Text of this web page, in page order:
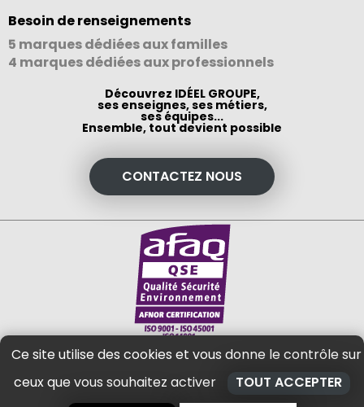
Besoin de renseignements
5 marques dédiées aux familles
4 marques dédiées aux professionnels
Découvrez IDÉEL GROUPE,
ses enseignes, ses métiers,
ses équipes...
Ensemble, tout devient possible
CONTACTEZ NOUS
Ce site utilise des cookies et vous donne le contrôle sur
ceux que vous souhaitez activer
TOUT ACCEPTER